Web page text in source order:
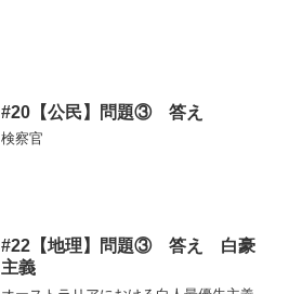
#20【公民】問題③ 答え
検察官
#22【地理】問題③ 答え 白豪
主義